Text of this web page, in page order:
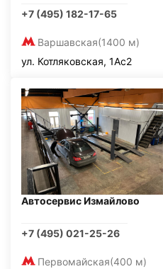
+7 (495) 182-17-65
Варшавская(1400 м)
ул. Котляковская, 1Ас2
Автосервис Измайлово
+7 (495) 021-25-26
Первомайская(400 м)